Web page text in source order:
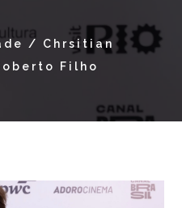
/ Chrsitian
Filho